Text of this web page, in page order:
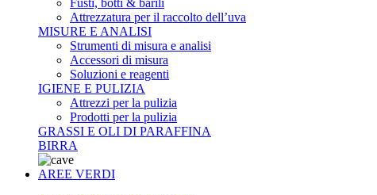
Fusti, botti & barili
Attrezzatura per il raccolto dell’uva
MISURE E ANALISI
Strumenti di misura e analisi
Accessori di misura
Soluzioni e reagenti
IGIENE E PULIZIA
Attrezzi per la pulizia
Prodotti per la pulizia
GRASSI E OLI DI PARAFFINA
BIRRA
AREE VERDI